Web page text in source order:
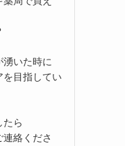
いた時に
を目指してい
たら
絡くださ